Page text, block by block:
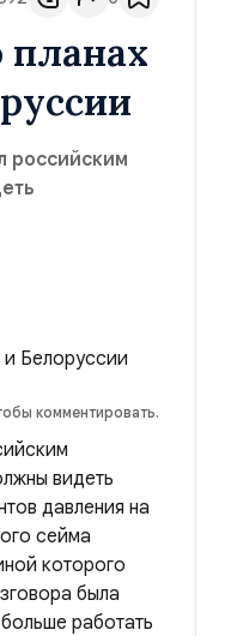
планах
российским
комментировать.
видеть
давления на
сейма
которого
была
работать